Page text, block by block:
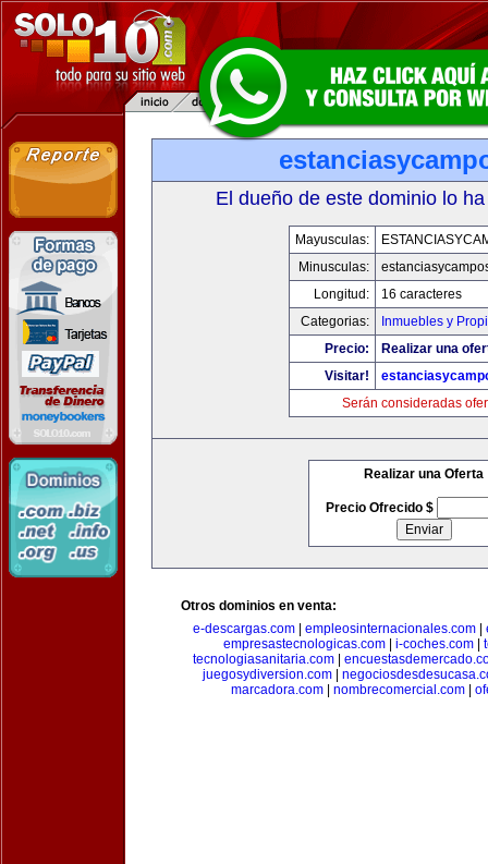
El dueño de este dominio lo
Mayusculas:
Minusculas:
Longitud:
16 caracteres
Categorias:
Inmuebles y
Precio:
Realizar una
Visitar!
Serán consideradas
Realizar una Oferta
Precio Ofrecido $
Otros dominios en venta:
e-descargas.com| empleosinternacionales.com|
empresastecnologicas.com
i-coches.com
tecnologiasanitaria.com|
juegosydiversion.com
marcadora.com| nombrecomercial.com|